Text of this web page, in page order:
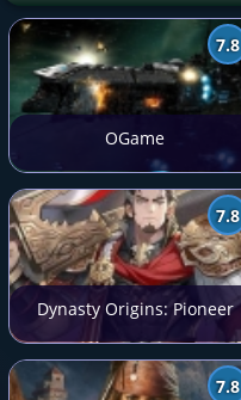
7.8
OGame
7.8
Dynasty Origins: Pioneer
7.8